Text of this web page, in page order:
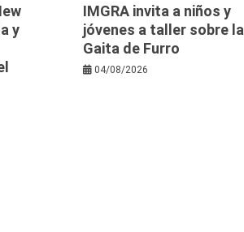
y
IMGRA invita a niños y
jóvenes a taller sobre la
Gaita de Furro
04/08/2026